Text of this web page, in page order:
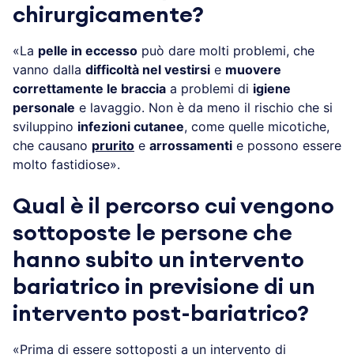
chirurgicamente?
«La pelle in eccesso può dare molti problemi, che
vanno dalla difficoltà nel vestirsi e muovere
correttamente le braccia a problemi di igiene
personale e lavaggio. Non è da meno il rischio che si
sviluppino infezioni cutanee, come quelle micotiche,
che causano prurito e arrossamenti e possono essere
molto fastidiose».
Qual è il percorso cui vengono
sottoposte le persone che
hanno subito un intervento
bariatrico in previsione di un
intervento post-bariatrico?
«Prima di essere sottoposti a un intervento di